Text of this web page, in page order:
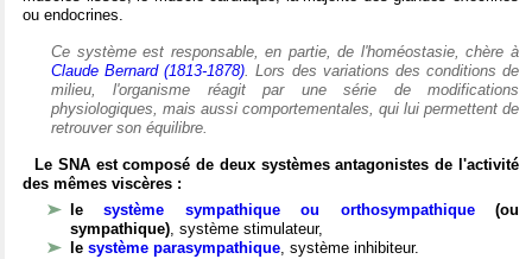
ou endocrines.
Ce système est responsable, en partie, de l'homéostasie, chère à
Claude Bernard (1813-1878). Lors des variations des conditions de
milieu, l'organisme réagit par une série de modifications
physiologiques, mais aussi comportementales, qui lui permettent de
retrouver son équilibre.
Le SNA est composé de deux systèmes antagonistes de l'activité
des mêmes viscères :
lesystème sympathique ou orthosympathique(ou
sympathique), système stimulateur,
le système parasympathique, système inhibiteur.